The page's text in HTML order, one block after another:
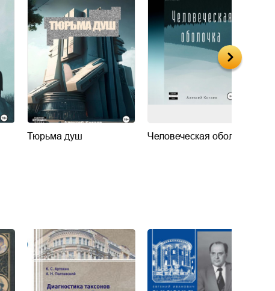
Тюрьма душ Человеческая оболочка